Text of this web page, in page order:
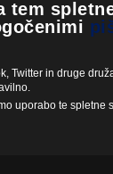
tem
Twitter in druge
uporabo te spletne